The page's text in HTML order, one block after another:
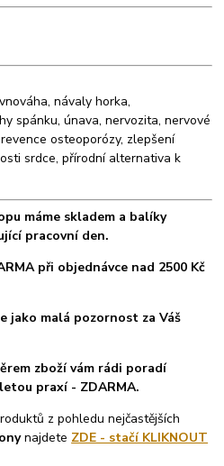
návaly horka,
spánku, únava, nervozita, nervové
osteoporózy, zlepšení
srdce, přírodní alternativa k
máme skladem a balíky
pracovní den.
při objednávce nad 2500 Kč
jako malá pozornost za Váš
zboží vám rádi poradí
praxí - ZDARMA.
z pohledu nejčastějších
najdete ZDE - stačí KLIKNOUT